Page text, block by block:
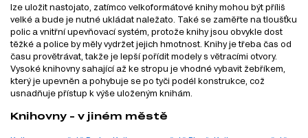
lze uložit nastojato, zatímco velkoformátové knihy mohou být příliš
velké a bude je nutné ukládat naležato. Také se zaměřte na tloušťku
polic a vnitřní upevňovací systém, protože knihy jsou obvykle dost
těžké a police by měly vydržet jejich hmotnost. Knihy je třeba čas od
času provětrávat, takže je lepší pořídit modely s větracími otvory.
Vysoké knihovny sahající až ke stropu je vhodné vybavit žebříkem,
který je upevněn a pohybuje se po tyči podél konstrukce, což
usnadňuje přístup k výše uloženým knihám.
Knihovny - v jiném městě